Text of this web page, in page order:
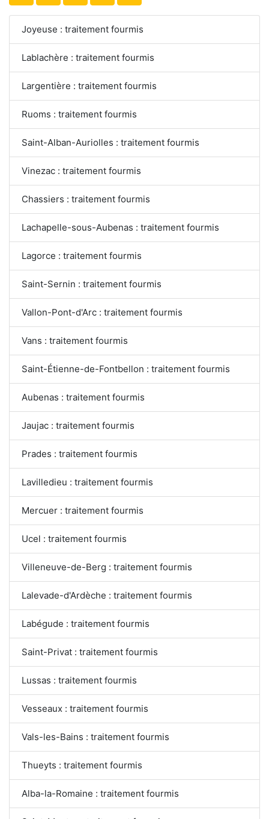
Joyeuse : traitement fourmis
Lablachère : traitement fourmis
Largentière : traitement fourmis
Ruoms : traitement fourmis
Saint-Alban-Auriolles : traitement fourmis
Vinezac : traitement fourmis
Chassiers : traitement fourmis
Lachapelle-sous-Aubenas : traitement fourmis
Lagorce : traitement fourmis
Saint-Sernin : traitement fourmis
Vallon-Pont-d'Arc : traitement fourmis
Vans : traitement fourmis
Saint-Étienne-de-Fontbellon : traitement fourmis
Aubenas : traitement fourmis
Jaujac : traitement fourmis
Prades : traitement fourmis
Lavilledieu : traitement fourmis
Mercuer : traitement fourmis
Ucel : traitement fourmis
Villeneuve-de-Berg : traitement fourmis
Lalevade-d'Ardèche : traitement fourmis
Labégude : traitement fourmis
Saint-Privat : traitement fourmis
Lussas : traitement fourmis
Vesseaux : traitement fourmis
Vals-les-Bains : traitement fourmis
Thueyts : traitement fourmis
Alba-la-Romaine : traitement fourmis